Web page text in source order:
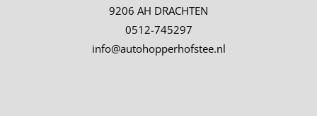
9206 AH DRACHTEN
0512-745297
info@autohopperhofstee.nl